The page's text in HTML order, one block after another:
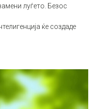
луѓето. Безос
ќе создаде